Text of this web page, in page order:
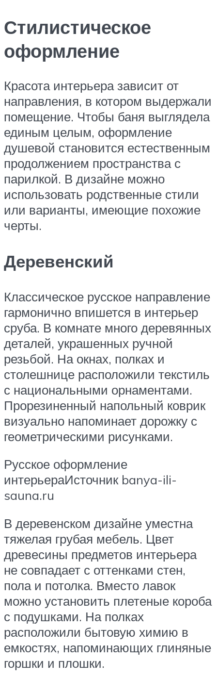
Стилистическое
оформление
Красота интерьера зависит от
направления, в котором выдержали
помещение. Чтобы баня выглядела
единым целым, оформление
душевой становится естественным
продолжением пространства с
парилкой. В дизайне можно
использовать родственные стили
или варианты, имеющие похожие
черты.
Деревенский
Классическое русское направление
гармонично впишется в интерьер
сруба. В комнате много деревянных
деталей, украшенных ручной
резьбой. На окнах, полках и
столешнице расположили текстиль
с национальными орнаментами.
Прорезиненный напольный коврик
визуально напоминает дорожку с
геометрическими рисунками.
Русское оформление
интерьераИсточник banya-ili-
sauna.ru
В деревенском дизайне уместна
тяжелая грубая мебель. Цвет
древесины предметов интерьера
не совпадает с оттенками стен,
пола и потолка. Вместо лавок
можно установить плетеные короба
с подушками. На полках
расположили бытовую химию в
емкостях, напоминающих глиняные
горшки и плошки.